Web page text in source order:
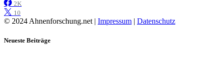
2K
10
© 2024 Ahnenforschung.net | Impressum | Datenschutz
Neueste Beiträge